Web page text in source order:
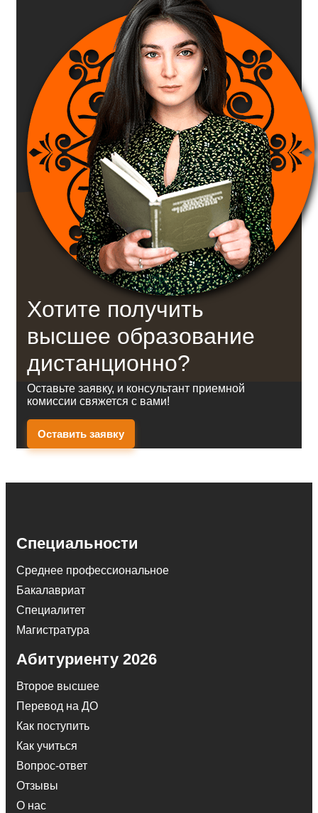
Хотите получить
высшее образование
дистанционно?
Оставьте заявку, и консультант приемной
комиссии свяжется с вами!
Оставить заявку
Специальности
Среднее профессиональное
Бакалавриат
Специалитет
Магистратура
Абитуриенту 2026
Второе высшее
Перевод на ДО
Как поступить
Как учиться
Вопрос-ответ
Отзывы
О нас